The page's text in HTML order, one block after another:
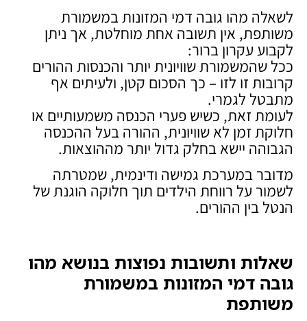
לשאלה מהו גובה דמי המזונות במשמורת
משותפת, אין תשובה אחת מוחלטת, אך ניתן
לקבוע עקרון ברור:
ככל שהמשמורת שוויונית יותר והכנסות ההורים
קרובות זו לזו – כך הסכום קטן, ולעיתים אף
מתבטל לגמרי.
לעומת זאת, כשיש פערי הכנסה משמעותיים או
חלוקת זמן לא שוויונית, ההורה בעל ההכנסה
הגבוהה יישא בחלק גדול יותר מההוצאות.
מדובר במערכת גמישה ודינמית, שמטרתה
לשמור על רווחת הילדים תוך חלוקה הוגנת של
הנטל בין ההורים.
שאלות ותשובות נפוצות בנושא מהו
גובה דמי המזונות במשמורת
משותפת